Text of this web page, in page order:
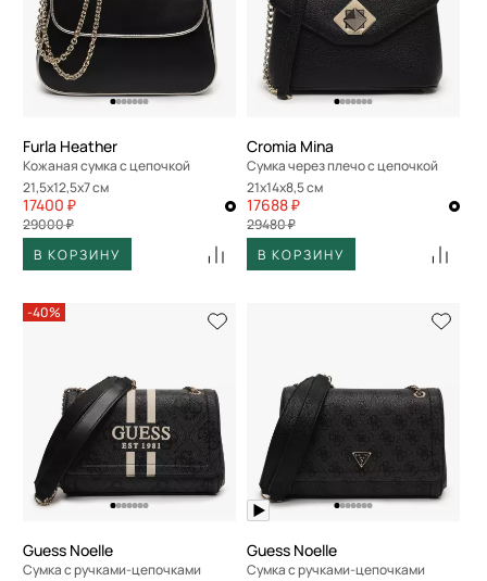
Furla Heather
Кожаная сумка с цепочкой
21,5x12,5x7 см
17400 ₽
29000 ₽
В КОРЗИНУ
Cromia Mina
Сумка через плечо с цепочкой
21x14x8,5 см
17688 ₽
29480 ₽
В КОРЗИНУ
-40%
Guess Noelle
Сумка с ручками-цепочками
Guess Noelle
Сумка с ручками-цепочками